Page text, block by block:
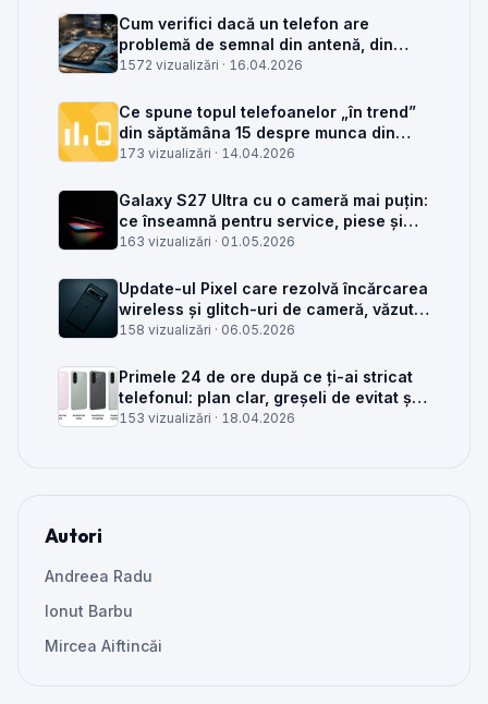
Cum verifici dacă un telefon are
problemă de semnal din antenă, din
placa de bază sau din rețea
1572 vizualizări · 16.04.2026
Ce spune topul telefoanelor „în trend”
din săptămâna 15 despre munca din
service GSM
173 vizualizări · 14.04.2026
Galaxy S27 Ultra cu o cameră mai puțin:
ce înseamnă pentru service, piese și
client
163 vizualizări · 01.05.2026
Update-ul Pixel care rezolvă încărcarea
wireless și glitch-uri de cameră, văzut
din service
158 vizualizări · 06.05.2026
Primele 24 de ore după ce ți-ai stricat
telefonul: plan clar, greșeli de evitat și
când mai merită reparat
153 vizualizări · 18.04.2026
Autori
Andreea Radu
Ionut Barbu
Mircea Aiftincăi